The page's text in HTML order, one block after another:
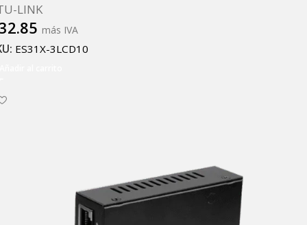
LINK
más IVA
ES31X-3LCD10